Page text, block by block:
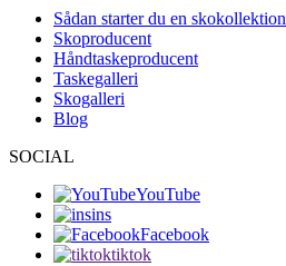
Sådan starter du en skokollektion
Skoproducent
Håndtaskeproducent
Taskegalleri
Skogalleri
Blog
SOCIAL
YouTube
ins
Facebook
tiktok